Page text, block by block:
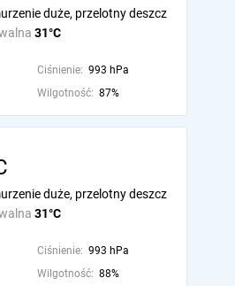
31°C
duże, przelotny deszcz
Ciśnienie: 993 hPa
Wilgotność: 87%
31°C
duże, przelotny deszcz
Ciśnienie: 993 hPa
Wilgotność: 88%